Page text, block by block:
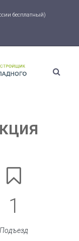
бесплатный)
1
Подъезд